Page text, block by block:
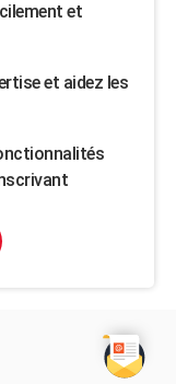
et
et aidez les